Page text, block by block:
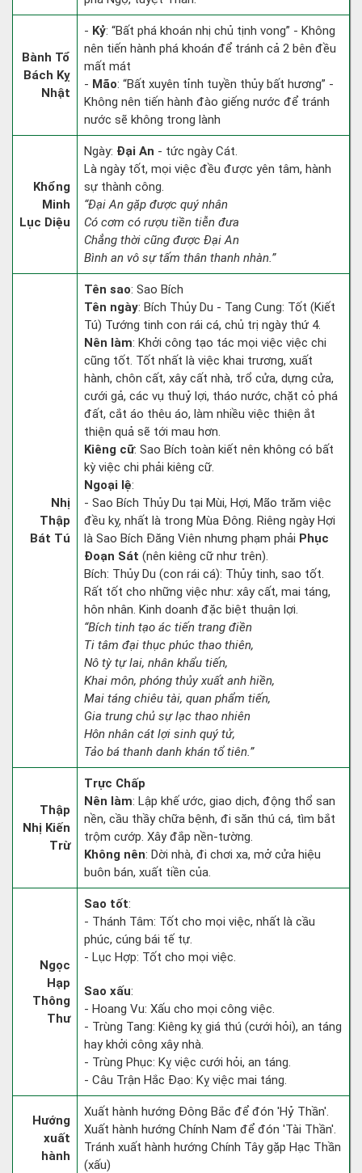
Bành Tổ
Bách Kỵ
Nhật
- Kỷ: “Bất phá khoán nhị chủ tịnh vong” - Không
nên tiến hành phá khoán để tránh cả 2 bên đều
mất mát
- Mão: “Bất xuyên tỉnh tuyền thủy bất hương” -
Không nên tiến hành đào giếng nước để tránh
nước sẽ không trong lành
Khổng
Minh
Lục Diệu
Ngày: Đại An - tức ngày Cát.
Là ngày tốt, mọi việc đều được yên tâm, hành
sự thành công.
“Đại An gặp được quý nhân
Có cơm có rượu tiền tiễn đưa
Chẳng thời cũng được Đại An
Bình an vô sự tấm thân thanh nhàn.”
Nhị
Thập
Bát Tú
Tên sao: Sao Bích
Tên ngày: Bích Thủy Du - Tang Cung: Tốt (Kiết
Tú) Tướng tinh con rái cá, chủ trị ngày thứ 4.
Nên làm: Khởi công tạo tác mọi việc việc chi
cũng tốt. Tốt nhất là việc khai trương, xuất
hành, chôn cất, xây cất nhà, trổ cửa, dựng cửa,
cưới gả, các vụ thuỷ lợi, tháo nước, chặt cỏ phá
đất, cắt áo thêu áo, làm nhiều việc thiện ắt
thiện quả sẽ tới mau hơn.
Kiêng cữ: Sao Bích toàn kiết nên không có bất
kỳ việc chi phải kiêng cữ.
Ngoại lệ:
- Sao Bích Thủy Du tại Mùi, Hợi, Mão trăm việc
đều kỵ, nhất là trong Mùa Đông. Riêng ngày Hợi
là Sao Bích Đăng Viên nhưng phạm phải Phục
Đoạn Sát (nên kiêng cữ như trên).
Bích: Thủy Du (con rái cá): Thủy tinh, sao tốt.
Rất tốt cho những việc như: xây cất, mai táng,
hôn nhân. Kinh doanh đặc biệt thuận lợi.
“Bích tinh tạo ác tiến trang điền
Ti tâm đại thục phúc thao thiên,
Nô tỳ tự lai, nhân khẩu tiến,
Khai môn, phóng thủy xuất anh hiền,
Mai táng chiêu tài, quan phẩm tiến,
Gia trung chủ sự lạc thao nhiên
Hôn nhân cát lợi sinh quý tử,
Tảo bá thanh danh khán tổ tiên.”
Thập
Nhị Kiến
Trừ
Trực Chấp
Nên làm: Lập khế ước, giao dịch, động thổ san
nền, cầu thầy chữa bệnh, đi săn thú cá, tìm bắt
trộm cướp. Xây đắp nền-tường.
Không nên: Dời nhà, đi chơi xa, mở cửa hiệu
buôn bán, xuất tiền của.
Ngọc
Hạp
Thông
Thư
Sao tốt:
- Thánh Tâm: Tốt cho mọi việc, nhất là cầu
phúc, cúng bái tế tự.
- Lục Hợp: Tốt cho mọi việc.
Sao xấu:
- Hoang Vu: Xấu cho mọi công việc.
- Trùng Tang: Kiêng kỵ giá thú (cưới hỏi), an táng
hay khởi công xây nhà.
- Trùng Phục: Kỵ việc cưới hỏi, an táng.
- Câu Trận Hắc Đạo: Kỵ việc mai táng.
Hướng
xuất
hành
Xuất hành hướng Đông Bắc để đón 'Hỷ Thần'.
Xuất hành hướng Chính Nam để đón 'Tài Thần'.
Tránh xuất hành hướng Chính Tây gặp Hạc Thần
(xấu)